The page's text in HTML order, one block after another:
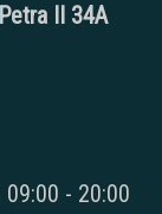
II 34A
09:00 - 20:00